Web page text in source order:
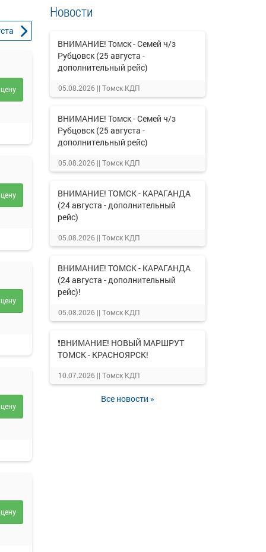
Новости
ВНИМАНИЕ! Томск - Семей ч/з
Рубцовск (25 августа -
дополнительный рейс)
05.08.2026 || Томск КДП
ВНИМАНИЕ! Томск - Семей ч/з
Рубцовск (25 августа -
дополнительный рейс)
05.08.2026 || Томск КДП
ВНИМАНИЕ! ТОМСК - КАРАГАНДА
(24 августа - дополнительный
рейс)
05.08.2026 || Томск КДП
ВНИМАНИЕ! ТОМСК - КАРАГАНДА
(24 августа - дополнительный
рейс)!
05.08.2026 || Томск КДП
❗ВНИМАНИЕ! НОВЫЙ МАРШРУТ
ТОМСК - КРАСНОЯРСК!
10.07.2026 || Томск КДП
Все новости »